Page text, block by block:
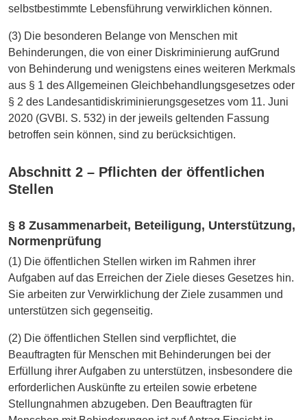
selbstbestimmte Lebensführung verwirklichen können.
(3) Die besonderen Belange von Menschen mit
Behinderungen, die von einer Diskriminierung aufGrund
von Behinderung und wenigstens eines weiteren Merkmals
aus § 1 des Allgemeinen Gleichbehandlungsgesetzes oder
§ 2 des Landesantidiskriminierungsgesetzes vom 11. Juni
2020 (GVBl. S. 532) in der jeweils geltenden Fassung
betroffen sein können, sind zu berücksichtigen.
Abschnitt 2 – Pflichten der öffentlichen
Stellen
§ 8 Zusammenarbeit, Beteiligung, Unterstützung,
Normenprüfung
(1) Die öffentlichen Stellen wirken im Rahmen ihrer
Aufgaben auf das Erreichen der Ziele dieses Gesetzes hin.
Sie arbeiten zur Verwirklichung der Ziele zusammen und
unterstützen sich gegenseitig.
(2) Die öffentlichen Stellen sind verpflichtet, die
Beauftragten für Menschen mit Behinderungen bei der
Erfüllung ihrer Aufgaben zu unterstützen, insbesondere die
erforderlichen Auskünfte zu erteilen sowie erbetene
Stellungnahmen abzugeben. Den Beauftragten für